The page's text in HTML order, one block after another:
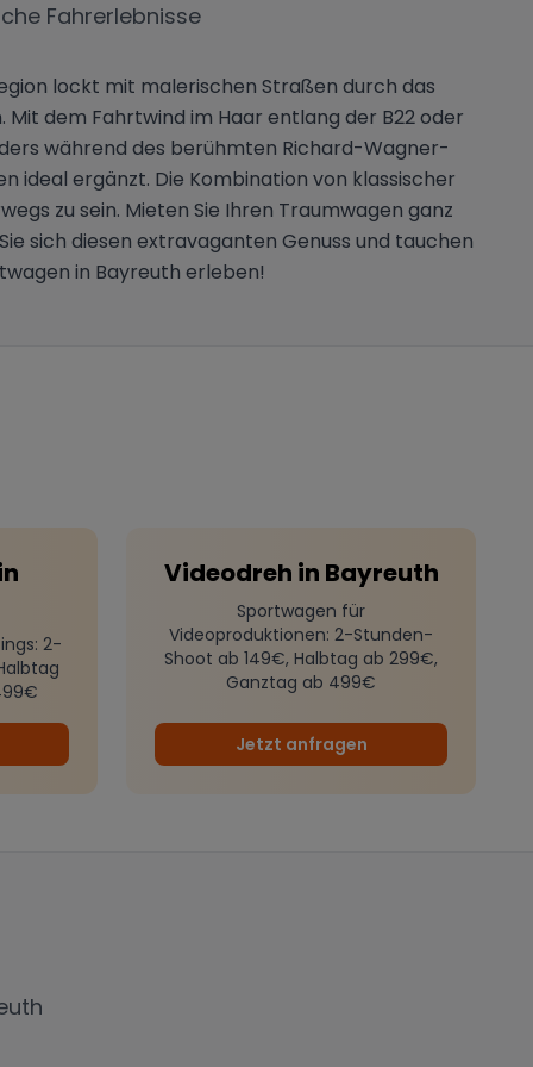
Fahrerlebnisse
lockt mit malerischen Straßen durch das
dem Fahrtwind im Haar entlang der B22 oder
während des berühmten Richard-Wagner-
ideal ergänzt. Die Kombination von klassischer
zu sein. Mieten Sie Ihren Traumwagen ganz
sich diesen extravaganten Genuss und tauchen
in Bayreuth erleben!
: 2-
Videodreh in Bayreuth
Sportwagen für
Videoproduktionen: 2-Stunden-
Shoot ab 149€, Halbtag ab 299€,
Ganztag ab 499€
Jetzt anfragen